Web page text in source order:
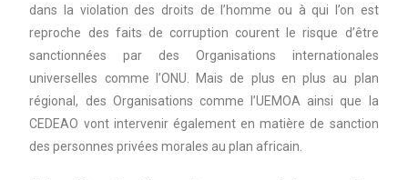
dans la violation des droits de l’homme ou à qui l’on est
reproche des faits de corruption courent le risque d’être
sanctionnées par des Organisations internationales
universelles comme l’ONU. Mais de plus en plus au plan
régional, des Organisations comme l’UEMOA ainsi que la
CEDEAO vont intervenir également en matière de sanction
des personnes privées morales au plan africain.